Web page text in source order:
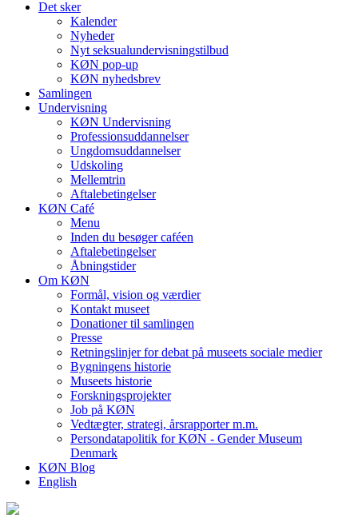
Det sker
Kalender
Nyheder
Nyt seksualundervisningstilbud
KØN pop-up
KØN nyhedsbrev
Samlingen
Undervisning
KØN Undervisning
Professionsuddannelser
Ungdomsuddannelser
Udskoling
Mellemtrin
Aftalebetingelser
KØN Café
Menu
Inden du besøger caféen
Aftalebetingelser
Åbningstider
Om KØN
Formål, vision og værdier
Kontakt museet
Donationer til samlingen
Presse
Retningslinjer for debat på museets sociale medier
Bygningens historie
Museets historie
Forskningsprojekter
Job på KØN
Vedtægter, strategi, årsrapporter m.m.
Persondatapolitik for KØN - Gender Museum
Denmark
KØN Blog
English